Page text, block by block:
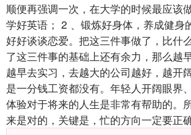
顺便再强调一次，在大学的时候最应该
学好英语； 2 、锻炼好身体，养成健身
好好谈谈恋爱。把这三件事做了，比什
了这三件事的基础上还有余力，那么越
越早去实习，去越大的公司越好，越开
是一分钱工资都没有。年轻人开阔眼界
体验对于将来的人生是非常有帮助的。
来是对的，关键是，忙的方向一定要正确